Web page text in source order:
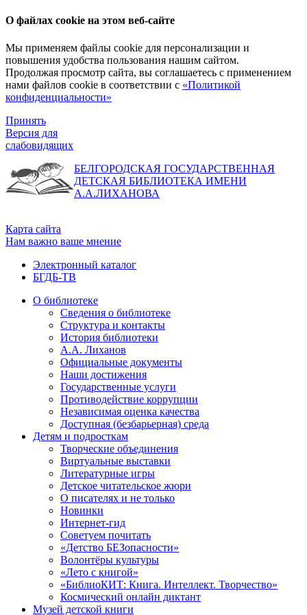
О файлах cookie на этом веб-сайте
Мы применяем файлы cookie для персонализации и
повышения удобства пользования нашим сайтом.
Продолжая просмотр сайта, вы соглашаетесь с применением
нами файлов cookie в соответствии с «Политикой
конфиденциальности»
Принять
Версия для
слабовидящих
БЕЛГОРОДСКАЯ ГОСУДАРСТВЕННАЯ
ДЕТСКАЯ БИБЛИОТЕКА ИМЕНИ
А.А.ЛИХАНОВА
Карта сайта
Нам важно ваше мнение
Электронный каталог
БГДБ-ТВ
О библиотеке
Сведения о библиотеке
Структура и контакты
История библиотеки
А.А. Лиханов
Официальные документы
Наши достижения
Государственные услуги
Противодействие коррупции
Независимая оценка качества
Доступная (безбарьерная) среда
Детям и подросткам
Творческие объединения
Виртуальные выставки
Литературные игры
Детское читательское жюри
О писателях и не только
Новинки
Интернет-гид
Советуем почитать
«Детство БЕЗопасности»
Волонтёры культуры
«Лето с книгой»
«БиблиоКИТ: Книга. Интеллект. Творчество»
Космический онлайн диктант
Музей детской книги